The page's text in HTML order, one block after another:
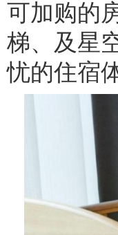
可加购的
梯、及星
忧的住宿